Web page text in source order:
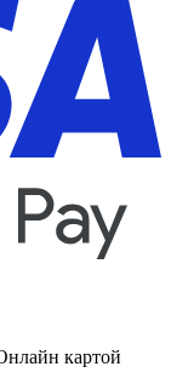
картой